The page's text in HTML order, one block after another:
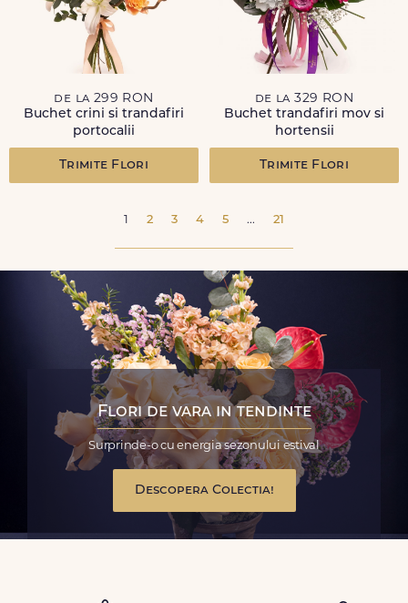
de la 299 RON
Buchet crini si trandafiri
portocalii
Trimite Flori
de la 329 RON
Buchet trandafiri mov si
hortensii
Trimite Flori
1 2 3 4 5 ... 21
Flori de vara in tendinte
Surprinde-o cu energia sezonului estival
Descopera Colectia!